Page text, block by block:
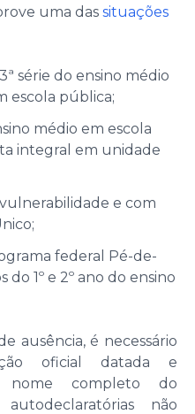
uma das situações
série do ensino médio
escola pública;
médio em escola
integral em unidade
e com
federal Pé-de-
1º e 2º ano do ensino
ausência, é necessário
oficial datada e
nome completo do
autodeclaratórias não